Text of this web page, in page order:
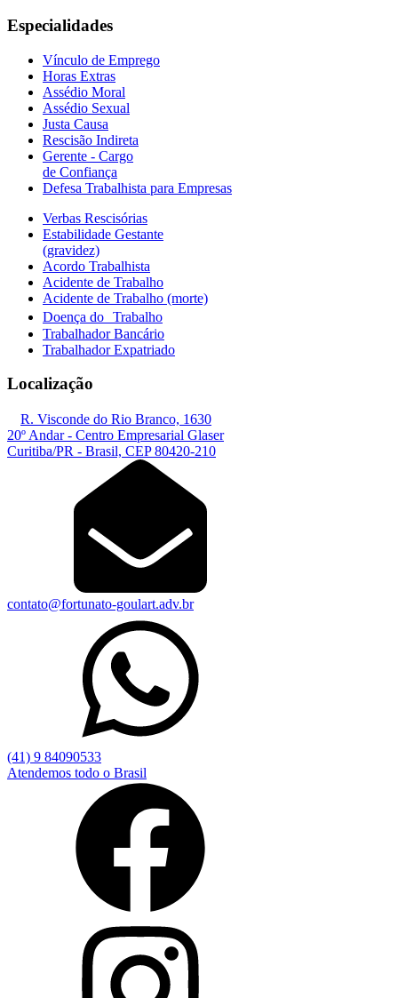
Especialidades
Vínculo de Emprego
Horas Extras
Assédio Moral
Assédio Sexual
Justa Causa
Rescisão Indireta
Gerente - Cargo
de Confiança
Defesa Trabalhista para Empresas
Verbas Rescisórias
Estabilidade Gestante
(gravidez)
Acordo Trabalhista
Acidente de Trabalho
Acidente de Trabalho (morte)
Doença do Trabalho
Trabalhador Bancário
Trabalhador Expatriado
Localização
R. Visconde do Rio Branco, 1630
20º Andar - Centro Empresarial Glaser
Curitiba/PR - Brasil, CEP 80420-210
contato@fortunato-goulart.adv.br
(41) 9 84090533
Atendemos todo o Brasil